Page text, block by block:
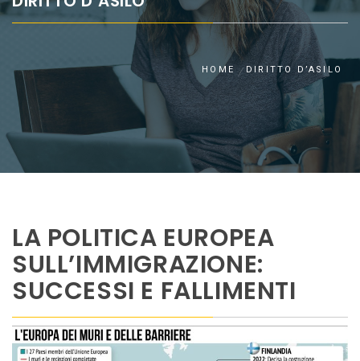
HOME DIRITTO D’ASILO
LA POLITICA EUROPEA
SULL’IMMIGRAZIONE:
SUCCESSI E FALLIMENTI